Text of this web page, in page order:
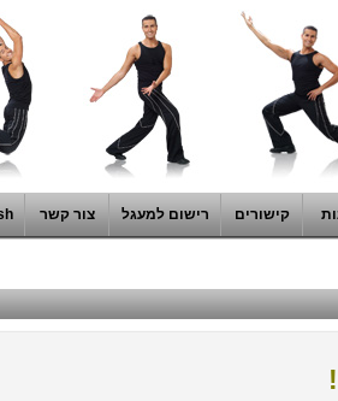
קישורים רישום למעגל צור קשר